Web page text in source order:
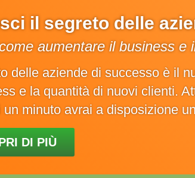
il segreto delle
aumentare il business e
delle aziende di successo è il
e la quantità di nuovi clienti.
un minuto avrai a disposizione
DI PIÙ